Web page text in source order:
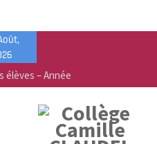
élèves – Année
Collège Camille
PEEP & Bureau